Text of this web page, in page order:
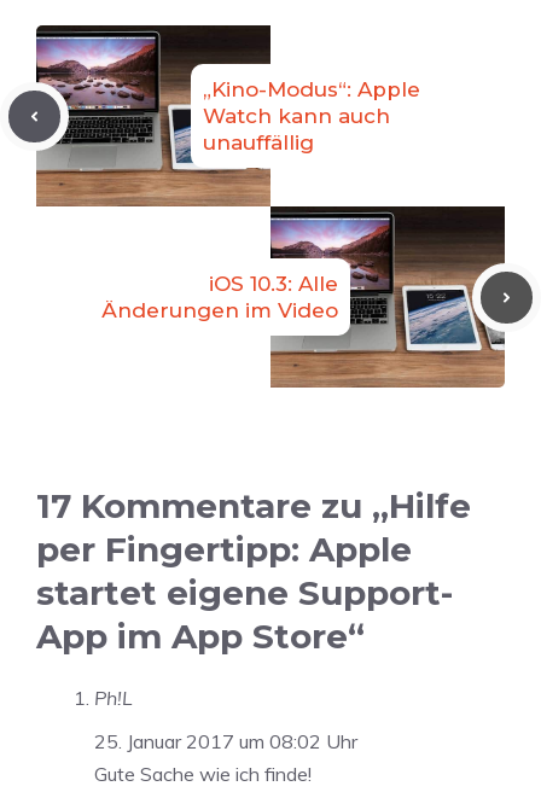
„Kino-Modus“: Apple
Watch kann auch
unauffällig
iOS 10.3: Alle
Änderungen im Video
17 Kommentare zu „Hilfe
per Fingertipp: Apple
startet eigene Support-
App im App Store“
Ph!L
25. Januar 2017 um 08:02 Uhr
Gute Sache wie ich finde!